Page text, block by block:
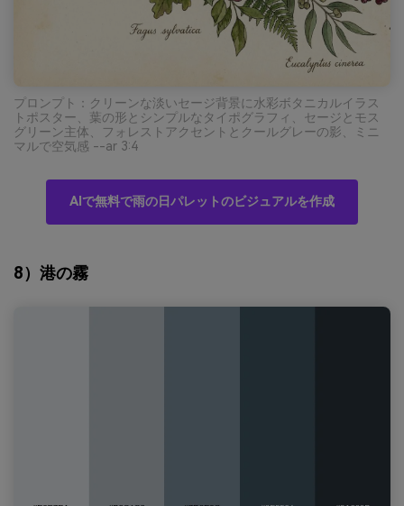
プロンプト：クリーンな淡いセージ背景に水彩ボタニカルイラス
トポスター、葉の形とシンプルなタイポグラフィ、セージとモス
グリーン主体、フォレストアクセントとクールグレーの影、ミニ
マルで空気感 --ar 3:4
AIで無料で雨の日パレットのビジュアルを作成
8）港の霧